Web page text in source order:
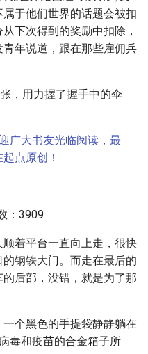
于他们世界的话题会被扣
下次得到的奖励中扣除，
年说道，跟在那些雇佣兵
，用力握了握手中的伞
广大书友光临阅读，最
点原创！
：3909
着平台一直向上走，很快
钢铁大门。而走在最后的
后部，没错，就是为了那
个黑色的手提袋静静躺在
毒和疫苗的合金箱子所